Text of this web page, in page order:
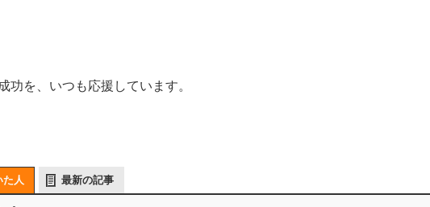
功を、いつも応援しています。
た人 最新の記事